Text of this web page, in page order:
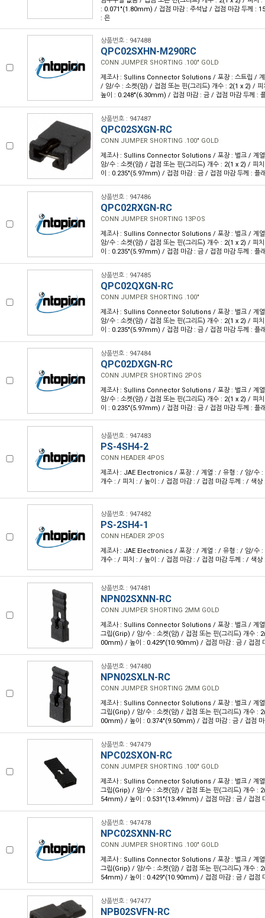
: 0.071"(1.80mm) / 접점 마감 : 주석납 / 접점 마감 두께 :
: 은
상품번호 : 947488
QPC02SXHN-M290RC
CONN JUMPER SHORTING .100" GOLD
제조사 : Sullins Connector Solutions / 포장 : 스트립 / 계
/ 암/수 : 소켓(암) / 접점 또는 핀(그리드) 개수 : 2(1 x 2) /
높이 : 0.248"(6.30mm) / 접점 마감 : 금 / 접점 마감 두께 :
상품번호 : 947487
QPC02SXGN-RC
CONN JUMPER SHORTING .100" GOLD
제조사 : Sullins Connector Solutions / 포장 : 벌크 / 계열
암/수 : 소켓(암) / 접점 또는 핀(그리드) 개수 : 2(1 x 2) / 피
이 : 0.235"(5.97mm) / 접점 마감 : 금 / 접점 마감 두께 : 플
상품번호 : 947486
QPC02RXGN-RC
CONN JUMPER SHORTING 13POS
제조사 : Sullins Connector Solutions / 포장 : 벌크 / 계열
암/수 : 소켓(암) / 접점 또는 핀(그리드) 개수 : 2(1 x 2) / 피
이 : 0.235"(5.97mm) / 접점 마감 : 금 / 접점 마감 두께 : 플
상품번호 : 947485
QPC02QXGN-RC
CONN JUMPER SHORTING .100"
제조사 : Sullins Connector Solutions / 포장 : 벌크 / 계열
암/수 : 소켓(암) / 접점 또는 핀(그리드) 개수 : 2(1 x 2) / 피
이 : 0.235"(5.97mm) / 접점 마감 : 금 / 접점 마감 두께 : 플
상품번호 : 947484
QPC02DXGN-RC
CONN JUMPER SHORTING 2POS
제조사 : Sullins Connector Solutions / 포장 : 벌크 / 계열
암/수 : 소켓(암) / 접점 또는 핀(그리드) 개수 : 2(1 x 2) / 피
이 : 0.235"(5.97mm) / 접점 마감 : 금 / 접점 마감 두께 : 플
상품번호 : 947483
PS-4SH4-2
CONN HEADER 4POS
제조사 : JAE Electronics / 포장 : / 계열 : / 유형 : / 암/수 :
개수 : / 피치 : / 높이 : / 접점 마감 : / 접점 마감 두께 : / 색상
상품번호 : 947482
PS-2SH4-1
CONN HEADER 2POS
제조사 : JAE Electronics / 포장 : / 계열 : / 유형 : / 암/수 :
개수 : / 피치 : / 높이 : / 접점 마감 : / 접점 마감 두께 : / 색상
상품번호 : 947481
NPN02SXNN-RC
CONN JUMPER SHORTING 2MM GOLD
제조사 : Sullins Connector Solutions / 포장 : 벌크 / 계열
그립(Grip) / 암/수 : 소켓(암) / 접점 또는 핀(그리드) 개수 :
00mm) / 높이 : 0.429"(10.90mm) / 접점 마감 : 금 / 접점
상품번호 : 947480
NPN02SXLN-RC
CONN JUMPER SHORTING 2MM GOLD
제조사 : Sullins Connector Solutions / 포장 : 벌크 / 계열
그립(Grip) / 암/수 : 소켓(암) / 접점 또는 핀(그리드) 개수 :
00mm) / 높이 : 0.374"(9.50mm) / 접점 마감 : 금 / 접점 마
상품번호 : 947479
NPC02SXON-RC
CONN JUMPER SHORTING .100" GOLD
제조사 : Sullins Connector Solutions / 포장 : 벌크 / 계열
그립(Grip) / 암/수 : 소켓(암) / 접점 또는 핀(그리드) 개수 :
54mm) / 높이 : 0.531"(13.49mm) / 접점 마감 : 금 / 접점
상품번호 : 947478
NPC02SXNN-RC
CONN JUMPER SHORTING .100" GOLD
제조사 : Sullins Connector Solutions / 포장 : 벌크 / 계열
그립(Grip) / 암/수 : 소켓(암) / 접점 또는 핀(그리드) 개수 :
54mm) / 높이 : 0.429"(10.90mm) / 접점 마감 : 금 / 접점
상품번호 : 947477
NPB02SVFN-RC